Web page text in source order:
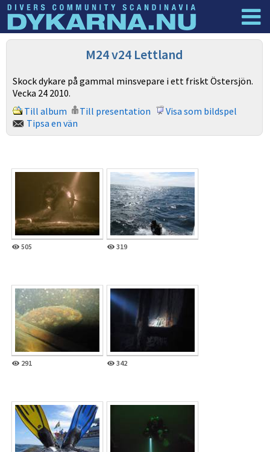
Dyknyheter M24 v24 Lettland
Skock dykare på gammal minsvepare i ett friskt Östersjön.
Vecka 24 2010.
Till album
Till presentation
Visa som bildspel
Tipsa en vän
505 319
291 342